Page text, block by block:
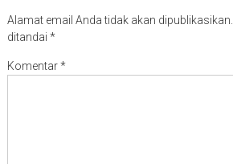
Alamat email Anda tidak akan dipublikasikan.
ditandai *
Komentar*